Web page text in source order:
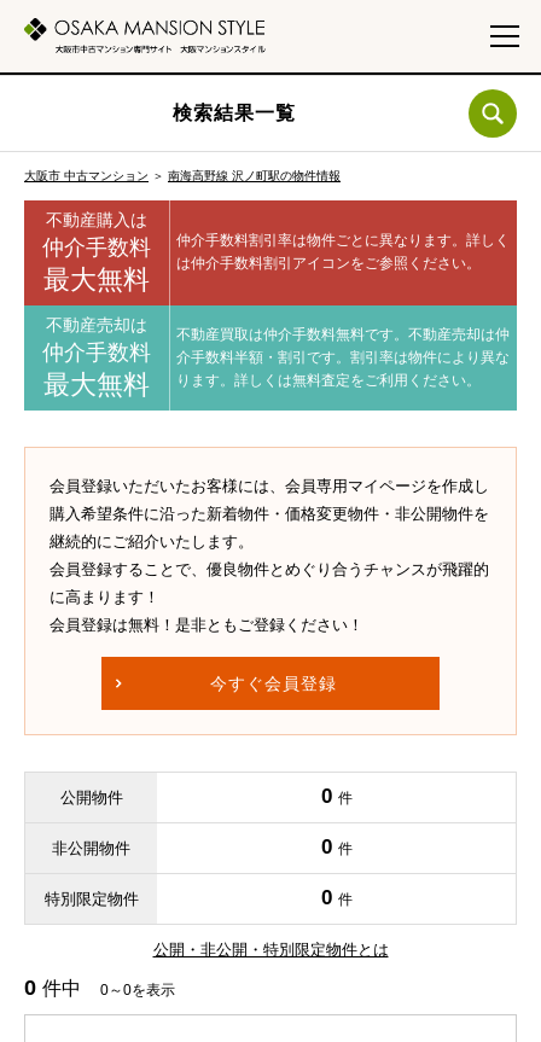
検索結果一覧
大阪市 中古マンション ＞ 南海高野線 沢ノ町駅の物件情報
不動産購入は
仲介手数料
最大無料
仲介手数料割引率は物件ごとに異なります。 詳しく
は仲介手数料割引アイコンをご参照ください。
不動産売却は
仲介手数料
最大無料
不動産買取は仲介手数料無料です。 不動産売却は仲
介手数料半額・割引です。 割引率は物件により異な
ります。 詳しくは無料査定をご利用ください。
会員登録いただいたお客様には、会員専用マイページを作成し
購入希望条件に沿った新着物件・価格変更物件・非公開物件を
継続的にご紹介いたします。
会員登録することで、優良物件とめぐり合うチャンスが飛躍的
に高まります！
会員登録は無料！是非ともご登録ください！
今すぐ会員登録
公開物件 0 件
非公開物件 0 件
特別限定物件 0 件
公開・非公開・特別限定物件とは
0 件中 0～0を表示